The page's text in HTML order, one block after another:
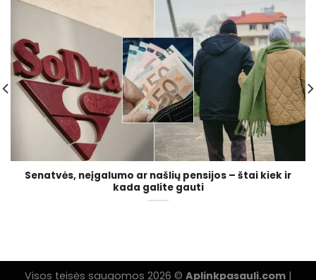
Senatvės, neįgalumo ar našlių pensijos – štai kiek ir
kada galite gauti
Visos teisės saugomos 2026 © Aplinkpasauli.com|